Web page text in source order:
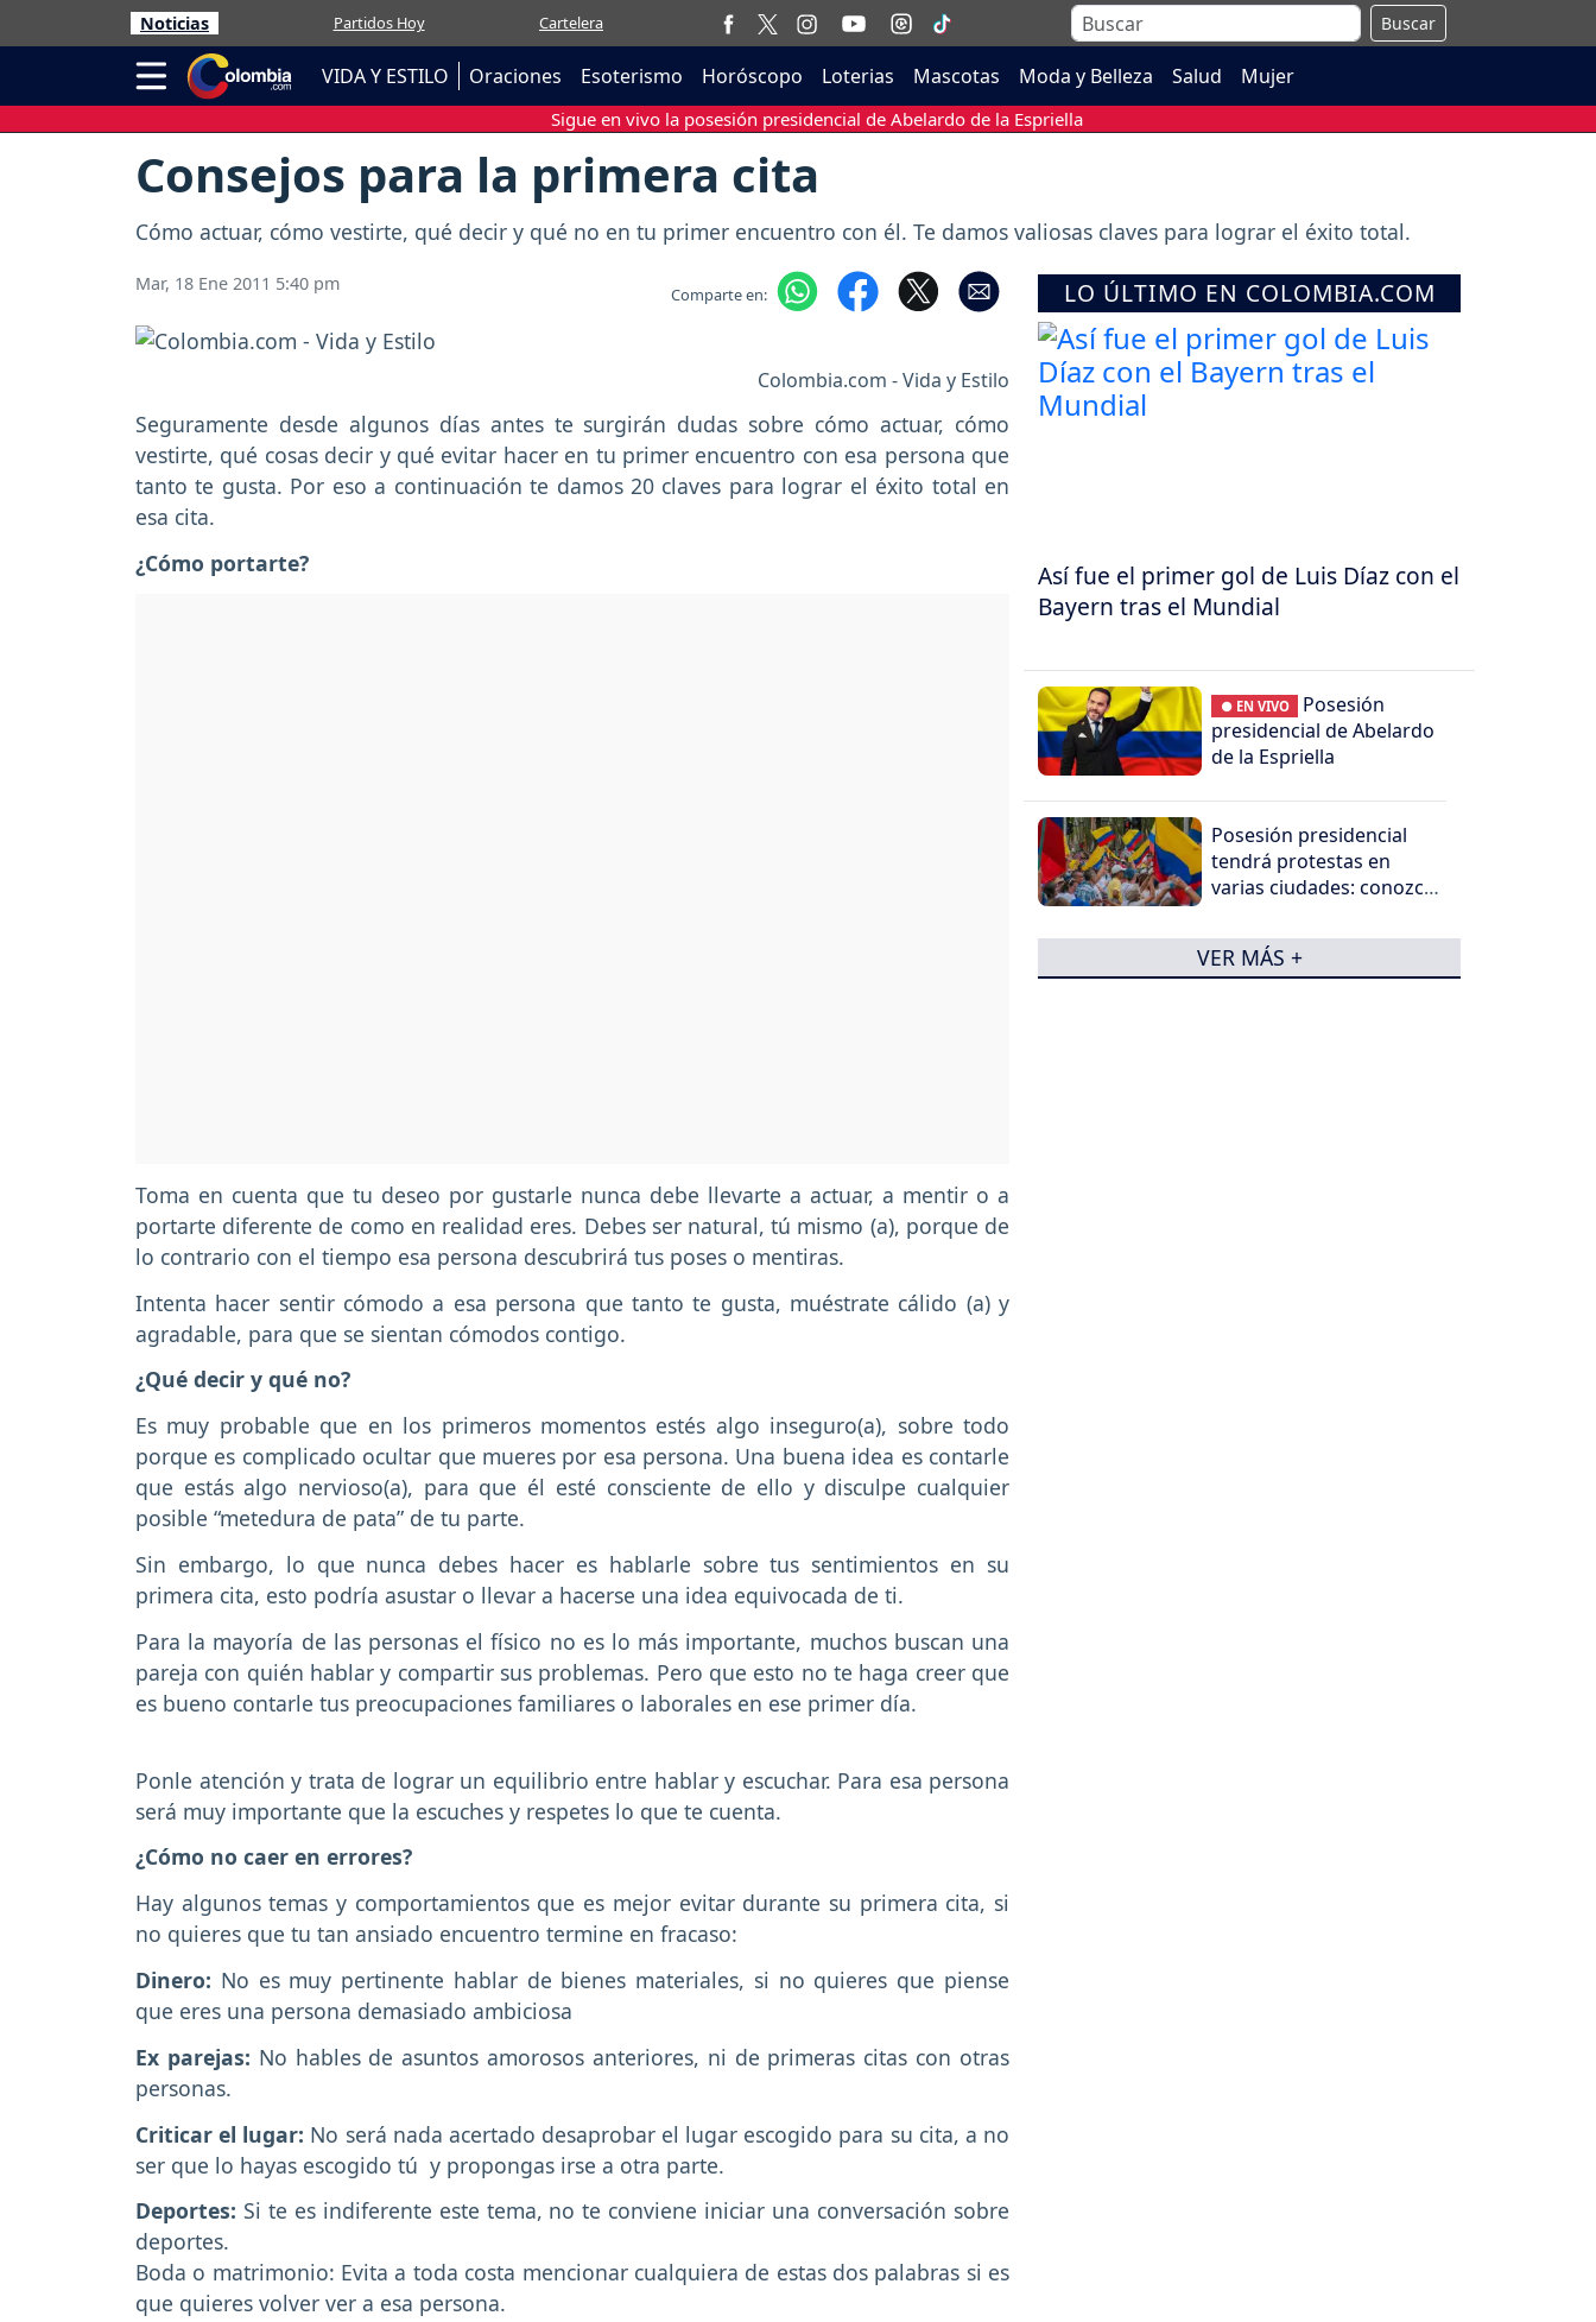
Noticias Partidos Hoy Cartelera Buscar
VIDA Y ESTILO Oraciones Esoterismo Horóscopo Loterias Mascotas Moda y Belleza Salud Mujer
Sigue en vivo la posesión presidencial de Abelardo de la Espriella
Consejos para la primera cita
Cómo actuar, cómo vestirte, qué decir y qué no en tu primer encuentro con él. Te damos valiosas claves para lograr el éxito total.
Mar, 18 Ene 2011 5:40 pm Comparte en:
Colombia.com - Vida y Estilo
Seguramente desde algunos días antes te surgirán dudas sobre cómo actuar, cómo
vestirte, qué cosas decir y qué evitar hacer en tu primer encuentro con esa persona que
tanto te gusta. Por eso a continuación te damos 20 claves para lograr el éxito total en
esa cita.
¿Cómo portarte?
Toma en cuenta que tu deseo por gustarle nunca debe llevarte a actuar, a mentir o a
portarte diferente de como en realidad eres. Debes ser natural, tú mismo (a), porque de
lo contrario con el tiempo esa persona descubrirá tus poses o mentiras.
Intenta hacer sentir cómodo a esa persona que tanto te gusta, muéstrate cálido (a) y
agradable, para que se sientan cómodos contigo.
¿Qué decir y qué no?
Es muy probable que en los primeros momentos estés algo inseguro(a), sobre todo
porque es complicado ocultar que mueres por esa persona. Una buena idea es contarle
que estás algo nervioso(a), para que él esté consciente de ello y disculpe cualquier
posible “metedura de pata” de tu parte.
Sin embargo, lo que nunca debes hacer es hablarle sobre tus sentimientos en su
primera cita, esto podría asustar o llevar a hacerse una idea equivocada de ti.
Para la mayoría de las personas el físico no es lo más importante, muchos buscan una
pareja con quién hablar y compartir sus problemas. Pero que esto no te haga creer que
es bueno contarle tus preocupaciones familiares o laborales en ese primer día.
Ponle atención y trata de lograr un equilibrio entre hablar y escuchar. Para esa persona
será muy importante que la escuches y respetes lo que te cuenta.
¿Cómo no caer en errores?
Hay algunos temas y comportamientos que es mejor evitar durante su primera cita, si
no quieres que tu tan ansiado encuentro termine en fracaso:
Dinero: No es muy pertinente hablar de bienes materiales, si no quieres que piense
que eres una persona demasiado ambiciosa
Ex parejas: No hables de asuntos amorosos anteriores, ni de primeras citas con otras
personas.
Criticar el lugar: No será nada acertado desaprobar el lugar escogido para su cita, a no
ser que lo hayas escogido tú y propongas irse a otra parte.
Deportes: Si te es indiferente este tema, no te conviene iniciar una conversación sobre
deportes.
Boda o matrimonio: Evita a toda costa mencionar cualquiera de estas dos palabras si es
que quieres volver ver a esa persona.
LO ÚLTIMO EN COLOMBIA.COM
Así fue el primer gol de Luis Díaz con el
Bayern tras el Mundial
● EN VIVO
Posesión
presidencial de Abelardo
de la Espriella
Posesión presidencial
tendrá protestas en
varias ciudades: conozca
concentraciones
VER MÁS +